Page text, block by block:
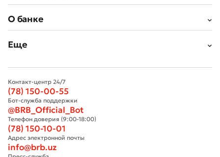
О банке
Еще
Контакт-центр 24/7
(78) 150-00-55
Бот-служба поддержки
@BRB_Official_Bot
Телефон доверия (9:00-18:00)
(78) 150-10-01
Адрес электронной почты
info@brb.uz